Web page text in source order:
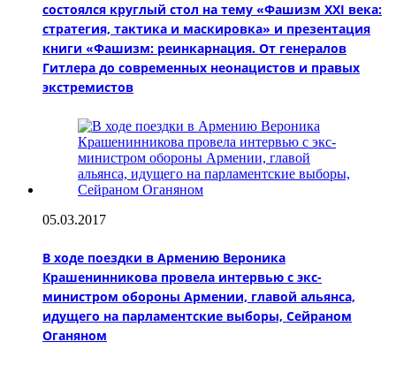
состоялся круглый стол на тему «Фашизм XXI века:
стратегия, тактика и маскировка» и презентация
книги «Фашизм: реинкарнация. Oт генералов
Гитлера до современных неонацистов и правых
экстремистов
05.03.2017
В ходе поездки в Армению Вероника
Крашенинникова провела интервью с экс-
министром обороны Армении, главой альянса,
идущего на парламентские выборы, Сейраном
Оганяном